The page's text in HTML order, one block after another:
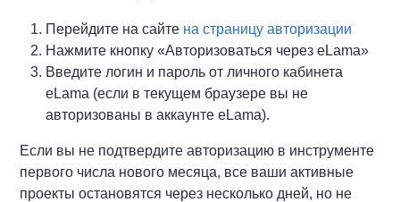
Перейдите на сайте на страницу авторизации
Нажмите кнопку «Авторизоваться через eLama»
Введите логин и пароль от личного кабинета
eLama (если в текущем браузере вы не
авторизованы в аккаунте eLama).
Если вы не подтвердите авторизацию в инструменте
первого числа нового месяца, все ваши активные
проекты остановятся через несколько дней, но не